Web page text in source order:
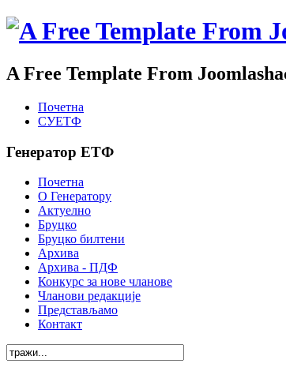
A Free Template From
Почетна
СУЕТФ
Генератор ЕТФ
Почетна
О Генератору
Актуелно
Бруцко
Бруцко билтени
Архива
Архива - ПДФ
Конкурс за нове чланове
Чланови редакције
Представљамо
Контакт